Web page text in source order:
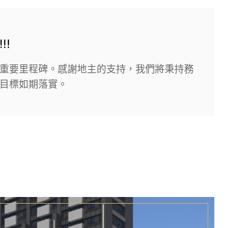
要里程碑。感謝地主的支持，我們將秉持務
標如期落實。